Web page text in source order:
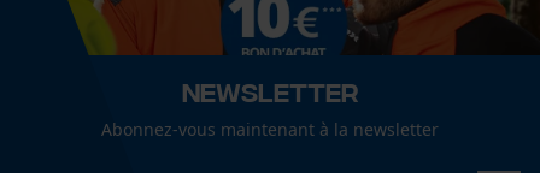
Newsletter
Abonnez-vous maintenant à la newsletter
Econda Analytics
Fact-Finder Tracking